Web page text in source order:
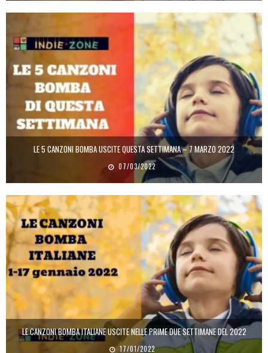
LE 5 CANZONI BOMBA USCITE QUESTA SETTIMANA – 7 MARZO 2022
07/03/2022
LE CANZONI BOMBA ITALIANE USCITE NELLE PRIME DUE SETTIMANE DEL 2022
17/01/2022